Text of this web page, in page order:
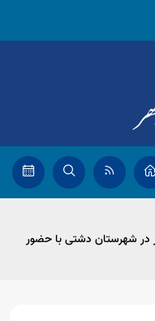
در شهرستان دشتی با حضور